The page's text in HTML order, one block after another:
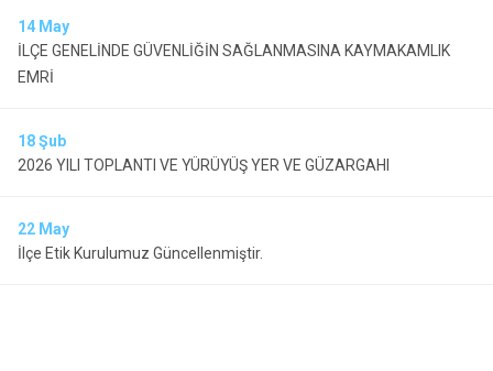
14 May
İLÇE GENELİNDE GÜVENLİĞİN SAĞLANMASINA KAYMAKAMLIK
EMRİ
18Şub
2026 YILI TOPLANTI VE YÜRÜYÜŞ YER VE GÜZARGAHI
22 May
İlçe Etik Kurulumuz Güncellenmiştir.